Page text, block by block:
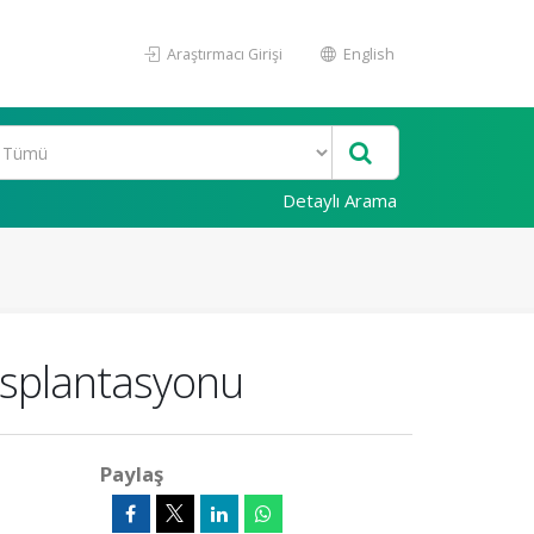
Araştırmacı Girişi English
Detaylı Arama
Paylaş